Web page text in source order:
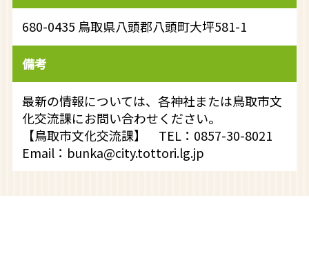
680-0435 鳥取県八頭郡八頭町大坪581-1
備考
最新の情報については、各神社または鳥取市文
化交流課にお問い合わせください。
【鳥取市文化交流課】 TEL：0857-30-8021
Email：bunka@city.tottori.lg.jp